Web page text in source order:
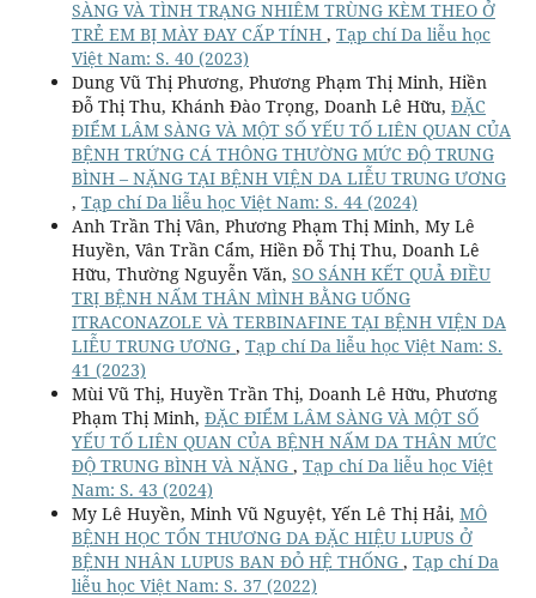
SÀNG VÀ TÌNH TRẠNG NHIỄM TRÙNG KÈM THEO Ở
TRẺ EM BỊ MÀY ĐAY CẤP TÍNH , Tạp chí Da liễu học
Việt Nam: S. 40 (2023)
Dung Vũ Thị Phương, Phương Phạm Thị Minh, Hiền
Đỗ Thị Thu, Khánh Đào Trọng, Doanh Lê Hữu, ĐẶC
ĐIỂM LÂM SÀNG VÀ MỘT SỐ YẾU TỐ LIÊN QUAN CỦA
BỆNH TRỨNG CÁ THÔNG THƯỜNG MỨC ĐỘ TRUNG
BÌNH – NẶNG TẠI BỆNH VIỆN DA LIỄU TRUNG ƯƠNG
, Tạp chí Da liễu học Việt Nam: S. 44 (2024)
Anh Trần Thị Vân, Phương Phạm Thị Minh, My Lê
Huyền, Vân Trần Cẩm, Hiền Đỗ Thị Thu, Doanh Lê
Hữu, Thường Nguyễn Văn, SO SÁNH KẾT QUẢ ĐIỀU
TRỊ BỆNH NẤM THÂN MÌNH BẰNG UỐNG
ITRACONAZOLE VÀ TERBINAFINE TẠI BỆNH VIỆN DA
LIỄU TRUNG ƯƠNG , Tạp chí Da liễu học Việt Nam: S.
41 (2023)
Mùi Vũ Thị, Huyền Trần Thị, Doanh Lê Hữu, Phương
Phạm Thị Minh, ĐẶC ĐIỂM LÂM SÀNG VÀ MỘT SỐ
YẾU TỐ LIÊN QUAN CỦA BỆNH NẤM DA THÂN MỨC
ĐỘ TRUNG BÌNH VÀ NẶNG , Tạp chí Da liễu học Việt
Nam: S. 43 (2024)
My Lê Huyền, Minh Vũ Nguyệt, Yến Lê Thị Hải, MÔ
BỆNH HỌC TỔN THƯƠNG DA ĐẶC HIỆU LUPUS Ở
BỆNH NHÂN LUPUS BAN ĐỎ HỆ THỐNG , Tạp chí Da
liễu học Việt Nam: S. 37 (2022)